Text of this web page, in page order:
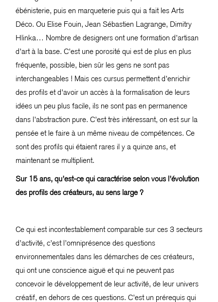
ébénisterie, puis en marqueterie puis qui a fait les Arts
Déco. Ou Elise Fouin, Jean Sébastien Lagrange, Dimitry
Hlinka… Nombre de designers ont une formation d’artisan
d’art à la base. C’est une porosité qui est de plus en plus
fréquente, possible, bien sûr les gens ne sont pas
interchangeables ! Mais ces cursus permettent d’enrichir
des profils et d’avoir un accès à la formalisation de leurs
idées un peu plus facile, ils ne sont pas en permanence
dans l’abstraction pure. C’est très intéressant, on est sur la
pensée et le faire à un même niveau de compétences. Ce
sont des profils qui étaient rares il y a quinze ans, et
maintenant se multiplient.
Sur 15 ans, qu’est-ce qui caractérise selon vous l’évolution
des profils des créateurs, au sens large ?
Ce qui est incontestablement comparable sur ces 3 secteurs
d’activité, c’est l’omniprésence des questions
environnementales dans les démarches de ces créateurs,
qui ont une conscience aiguë et qui ne peuvent pas
concevoir le développement de leur activité, de leur univers
créatif, en dehors de ces questions. C’est un prérequis qui